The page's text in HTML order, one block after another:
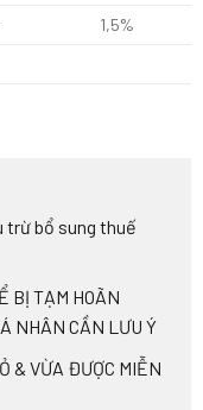
1,5%
trừ bổ sung thuế
BỊ TẠM HOÃN
NHÂN CẦN LƯU Ý
& VỪA ĐƯỢC MIỄN